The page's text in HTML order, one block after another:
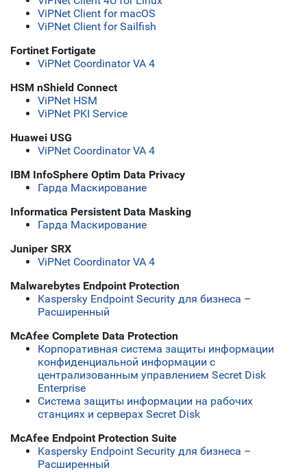
ViPNet Client for macOS
ViPNet Client for Sailfish
Fortinet Fortigate
ViPNet Coordinator VA 4
HSM nShield Connect
ViPNet HSM
ViPNet PKI Service
Huawei USG
ViPNet Coordinator VA 4
IBM InfoSphere Optim Data Privacy
Гарда Маскирование
Informatica Persistent Data Masking
Гарда Маскирование
Juniper SRX
ViPNet Coordinator VA 4
Malwarebytes Endpoint Protection
Kaspersky Endpoint Security для бизнеса –
Расширенный
McAfee Complete Data Protection
Корпоративная система защиты информации
конфиденциальной информации с
централизованным управлением Secret Disk
Enterprise
Система защиты информации на рабочих
станциях и серверах Secret Disk
McAfee Endpoint Protection Suite
Kaspersky Endpoint Security для бизнеса –
Расширенный